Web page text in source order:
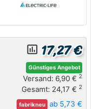
insert_chart_outlined 17,27 €
Günstiges Angebot
Versand: 6,90 € 2
Gesamt: 24,17 € 2
fabrikneu ab 5,73 €